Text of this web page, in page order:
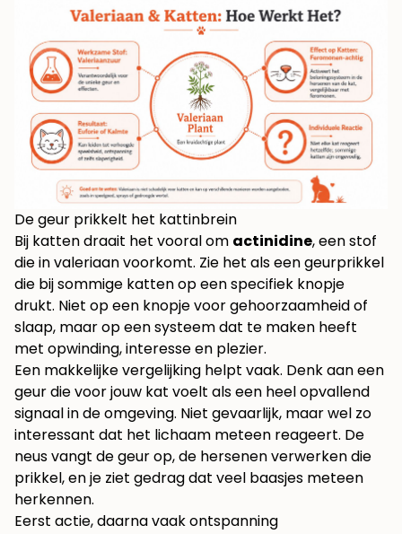
De geur prikkelt het kattinbrein
Bij katten draait het vooral om actinidine, een stof
die in valeriaan voorkomt. Zie het als een geurprikkel
die bij sommige katten op een specifiek knopje
drukt. Niet op een knopje voor gehoorzaamheid of
slaap, maar op een systeem dat te maken heeft
met opwinding, interesse en plezier.
Een makkelijke vergelijking helpt vaak. Denk aan een
geur die voor jouw kat voelt als een heel opvallend
signaal in de omgeving. Niet gevaarlijk, maar wel zo
interessant dat het lichaam meteen reageert. De
neus vangt de geur op, de hersenen verwerken die
prikkel, en je ziet gedrag dat veel baasjes meteen
herkennen.
Eerst actie, daarna vaak ontspanning